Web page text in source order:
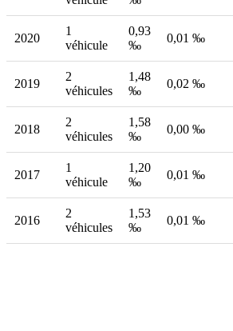
2020
1
véhicule
0,93
‰
0,01 ‰
2019
2
véhicules
1,48
‰
0,02 ‰
2018
2
véhicules
1,58
‰
0,00 ‰
2017
1
véhicule
1,20
‰
0,01 ‰
2016
2
véhicules
1,53
‰
0,01 ‰